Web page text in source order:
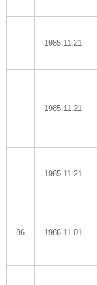
1985.11.21
1985.11.21
1985.11.21
86 1986.11.01